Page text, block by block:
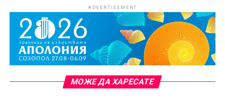
ADVERTISEMENT
МОЖЕ ДА ХАРЕСАТЕ